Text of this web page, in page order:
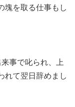
塊を取る仕事もし
事で叱られ、上
れて翌日辞めまし